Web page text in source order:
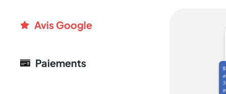
Avis Google
Paiements